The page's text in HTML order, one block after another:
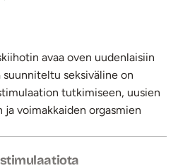
avaa oven uudenlaisiin
seksiväline on
tutkimiseen, uusien
voimakkaiden orgasmien